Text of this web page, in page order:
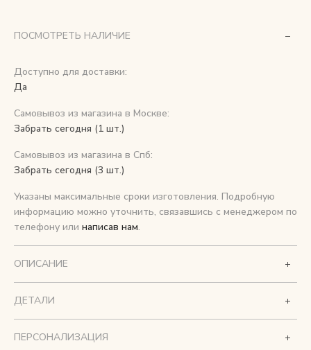
Снимаем с производства
Косметика для ухода
О нас
Контакты
Мы в соцсетях:
+ 7 (812) 748-24-46 ENG
ПОСМОТРЕТЬ НАЛИЧИЕ
Доступно для доставки:
Да
Самовывоз из магазина в Москве:
Забрать сегодня (1 шт.)
Самовывоз из магазина в Спб:
Забрать сегодня (3 шт.)
Указаны максимальные сроки изготовления. Подробную
информацию можно уточнить, связавшись с менеджером по
телефону или написав нам.
ОПИСАНИЕ
ДЕТАЛИ
ПЕРСОНАЛИЗАЦИЯ